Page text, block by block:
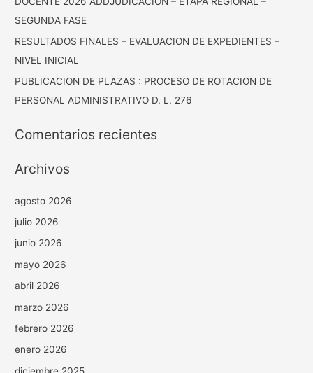
SEGUNDA FASE
RESULTADOS FINALES – EVALUACION DE EXPEDIENTES –
NIVEL INICIAL
PUBLICACION DE PLAZAS : PROCESO DE ROTACION DE
PERSONAL ADMINISTRATIVO D. L. 276
Comentarios recientes
Archivos
agosto 2026
julio 2026
junio 2026
mayo 2026
abril 2026
marzo 2026
febrero 2026
enero 2026